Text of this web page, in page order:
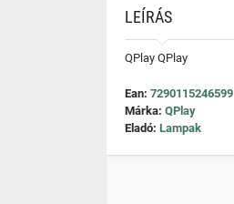
LEÍRÁS
QPlay QPlay
Ean: 7290115246599
Márka: QPlay
Eladó: Lampak